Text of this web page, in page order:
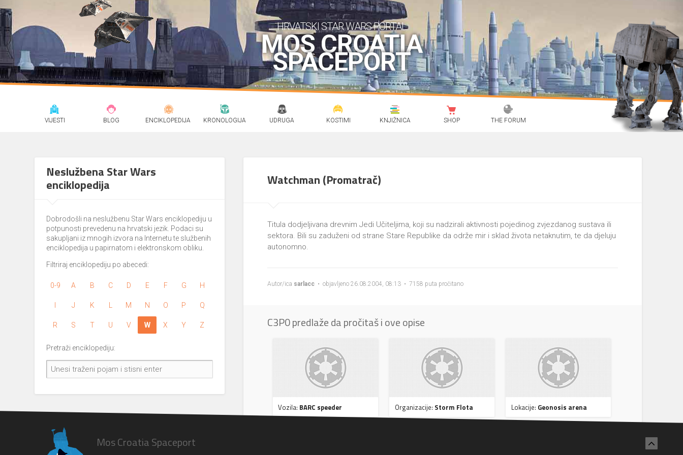
HRVATSKI STAR WARS PORTAL
MOS CROATIA
SPACEPORT
VIJESTI BLOG ENCIKLOPEDIJA KRONOLOGIJA UDRUGA KOSTIMI KNJIŽNICA SHOP THE FORUM
Neslužbena Star Wars
enciklopedija
Dobrodošli na neslužbenu Star Wars enciklopediju u
potpunosti prevedenu na hrvatski jezik. Podaci su
sakupljani iz mnogih izvora na Internetu te službenih
enciklopedija u papirnatom i elektronskom obliku.
Filtriraj enciklopediju po abecedi:
0-9 A B C D E F G H
J K M N O P Q
R S T U V W X Y Z
Pretraži enciklopediju:
Watchman (Promatrač)
Titula dodjeljivana drevnim Jedi Učiteljima, koji su nadzirali aktivnosti pojedinog zvjezdanog sustava ili
sektora. Bili su zaduženi od strane Stare Republike da održe mir i sklad života netaknutim, te da djeluju
autonomno.
Autor/ica sarlacc • objavljeno 26.08.2004, 08:13 • 7158 puta pročitano
C3P0 predlaže da pročitaš i ove opise
Vozila: BARC speeder Organizacije: Storm Flota Lokacije: Geonosis arena
Mos Croatia Spaceport